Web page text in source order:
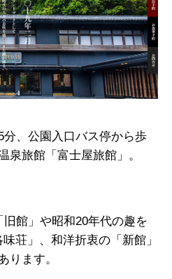
、公園入口バス停から歩
泉旅館「富士屋旅館」。
館」や昭和20年代の趣を
荘」、和洋折衷の「新館」
ります。